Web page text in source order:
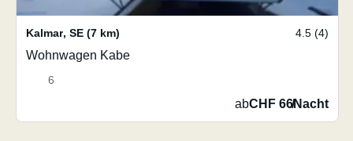
Kalmar, SE (7 km) 4.5 (4)
Wohnwagen Kabe
6
abCHF 66/Nacht